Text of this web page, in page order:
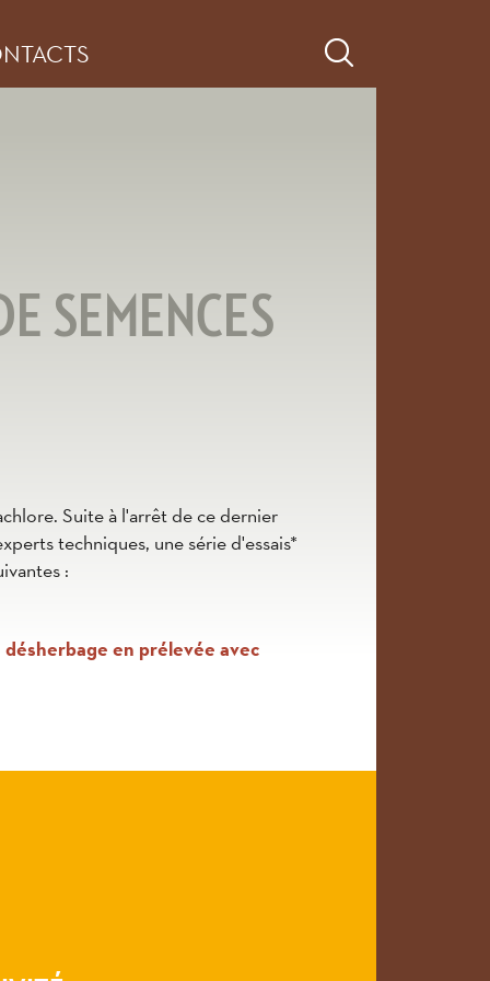
SEMENCES
Suite à l'arrêt de ce dernier
techniques, une série d'essais*
:
en prélevée avec